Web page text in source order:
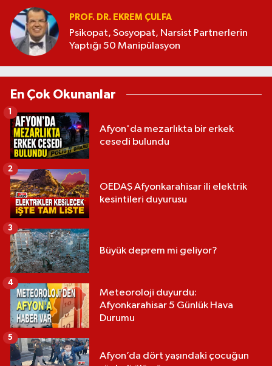
PROF. DR. EKREM ÇULFA
Psikopat, Sosyopat, Narsist Partnerlerin
Yaptığı 50 Manipülasyon
En Çok Okunanlar
Afyon'da mezarlıkta bir erkek
cesedi bulundu
1
OEDAŞ Afyonkarahisar ili elektrik
kesintileri duyurusu
2
Büyük deprem mi geliyor?
3
Meteoroloji duyurdu:
Afyonkarahisar 5 Günlük Hava
Durumu
4
Afyon’da dört yaşındaki çocuğun
5